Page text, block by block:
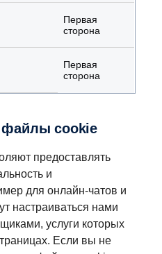
Первая
сторона
Первая
сторона
файлы cookie
предоставлять
и
для онлайн-чатов и
настраиваться нами
услуги которых
Если вы не